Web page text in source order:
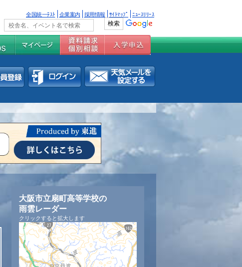
全国統一ﾃｽﾄ 企業案内 採用情報 ｻｲﾄﾏｯﾌﾟ ﾆｭｰｽﾘﾘｰｽ
大阪市立扇町高等学校の
雨雲レーダー
クリックすると拡大します